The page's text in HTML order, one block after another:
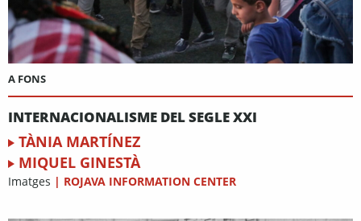
A FONS
INTERNACIONALISME DEL SEGLE XXI
TÀNIA MARTÍNEZ
MIQUEL GINESTÀ
Imatges | ROJAVA INFORMATION CENTER